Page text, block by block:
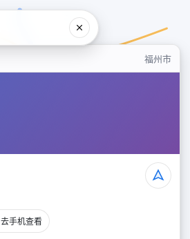
福州市
去手机查看